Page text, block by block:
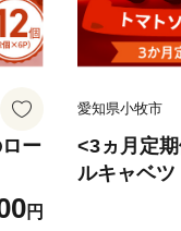
と納税の業務を遂
品手配・受領証明書
ていただく場合がご
結し、個人情報保
ー
円
愛知県小牧市
<3ヵ月定
ルキャベツ